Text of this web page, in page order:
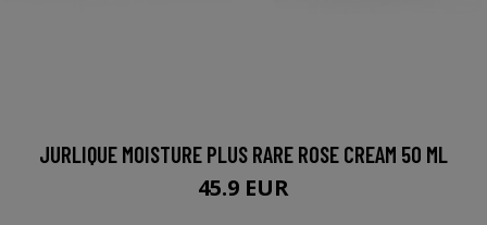
JURLIQUE MOISTURE PLUS RARE ROSE CREAM 50 ML
45.9 EUR